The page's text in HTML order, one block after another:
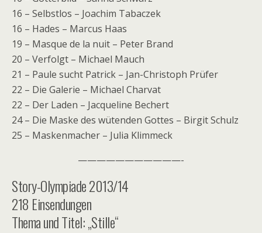
16 – Selbstlos – Joachim Tabaczek
16 – Hades – Marcus Haas
19 – Masque de la nuit – Peter Brand
20 – Verfolgt – Michael Mauch
21 – Paule sucht Patrick – Jan-Christoph Prüfer
22 – Die Galerie – Michael Charvat
22 – Der Laden – Jacqueline Bechert
24 – Die Maske des wütenden Gottes – Birgit Schulz
25 – Maskenmacher – Julia Klimmeck
———————————-
Story-Olympiade 2013/14
218 Einsendungen
Thema und Titel: „Stille“